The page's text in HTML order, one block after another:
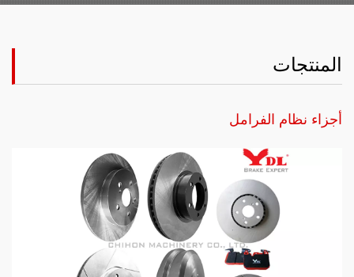
المنتجات
أجزاء نظام الفرامل